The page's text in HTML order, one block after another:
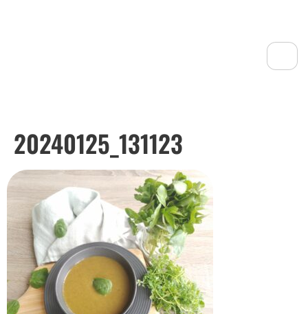
20240125_131123